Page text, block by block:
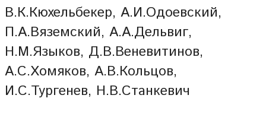
В.К.Кюхельбекер, А.И.Одоевский,
П.А.Вяземский, А.А.Дельвиг,
Н.М.Языков, Д.В.Веневитинов,
А.С.Хомяков, А.В.Кольцов,
И.С.Тургенев, Н.В.Станкевич